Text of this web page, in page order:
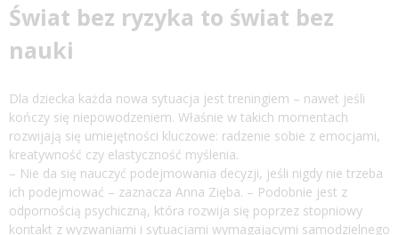
Świat bez ryzyka to świat bez
nauki
Dla dziecka każda nowa sytuacja jest treningiem – nawet jeśli
kończy się niepowodzeniem. Właśnie w takich momentach
rozwijają się umiejętności kluczowe: radzenie sobie z emocjami,
kreatywność czy elastyczność myślenia.
– Nie da się nauczyć podejmowania decyzji, jeśli nigdy nie trzeba
ich podejmować – zaznacza Anna Zięba. – Podobnie jest z
odpornością psychiczną, która rozwija się poprzez stopniowy
kontakt z wyzwaniami i sytuacjami wymagającymi samodzielnego